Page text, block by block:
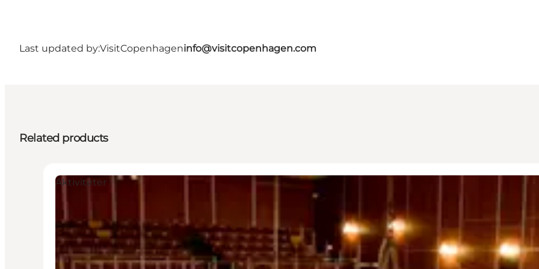
Last updated by:VisitCopenhageninfo@visitcopenhagen.com
Related products
Aktiviteter